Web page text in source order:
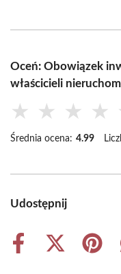
Oceń: Obowiązek
właścicieli
★ ★ ★ ★
Średnia ocena: 4.99
Udostępnij
Share
Share
Share